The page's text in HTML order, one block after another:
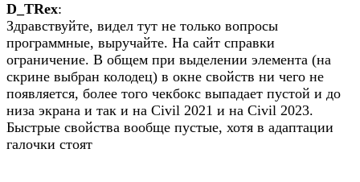
D_TRex:
Здравствуйте, видел тут не только вопросы
программные, выручайте. На сайт справки
ограничение. В общем при выделении элемента (на
скрине выбран колодец) в окне свойств ни чего не
появляется, более того чекбокс выпадает пустой и до
низа экрана и так и на Civil 2021 и на Civil 2023.
Быстрые свойства вообще пустые, хотя в адаптации
галочки стоят